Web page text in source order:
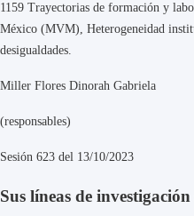
1159 Trayectorias de formación y
México (MVM), Heterogeneidad
desigualdades.
Miller Flores Dinorah Gabriela
(responsables)
Sesión 623 del 13/10/2023
Sus líneas de investigación